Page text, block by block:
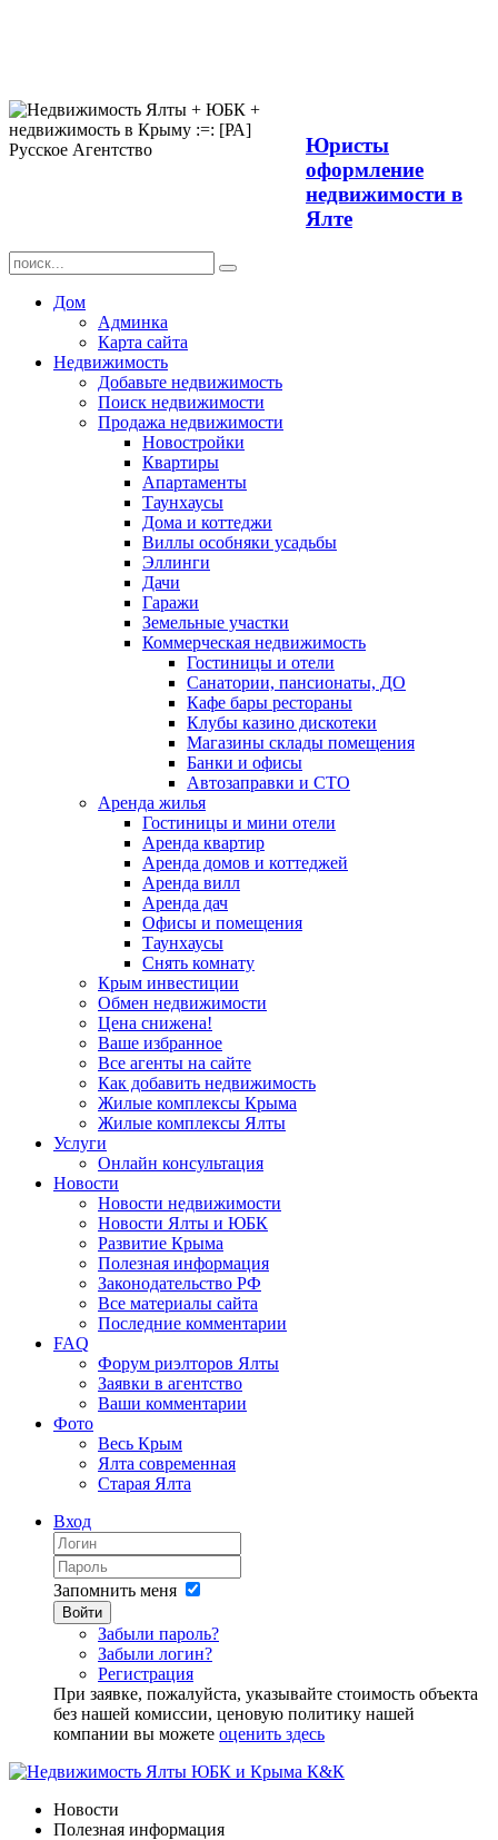
Юристы
оформление
недвижимости в
Ялте
Дом
Админка
Карта сайта
Недвижимость
Добавьте недвижимость
Поиск недвижимости
Продажа недвижимости
Новостройки
Квартиры
Апартаменты
Таунхаусы
Дома и коттеджи
Виллы особняки усадьбы
Эллинги
Дачи
Гаражи
Земельные участки
Коммерческая недвижимость
Гостиницы и отели
Санатории, пансионаты, ДО
Кафе бары рестораны
Клубы казино дискотеки
Магазины склады помещения
Банки и офисы
Автозаправки и СТО
Аренда жилья
Гостиницы и мини отели
Аренда квартир
Аренда домов и коттеджей
Аренда вилл
Аренда дач
Офисы и помещения
Таунхаусы
Снять комнату
Крым инвестиции
Обмен недвижимости
Цена снижена!
Ваше избранное
Все агенты на сайте
Как добавить недвижимость
Жилые комплексы Крыма
Жилые комплексы Ялты
Услуги
Онлайн консультация
Новости
Новости недвижимости
Новости Ялты и ЮБК
Развитие Крыма
Полезная информация
Законодательство РФ
Все материалы сайта
Последние комментарии
FAQ
Форум риэлторов Ялты
Заявки в агентство
Ваши комментарии
Фото
Весь Крым
Ялта современная
Старая Ялта
Вход
Запомнить меня
Войти
Забыли пароль?
Забыли логин?
Регистрация
При заявке, пожалуйста, указывайте стоимость объекта
без нашей комиссии, ценовую политику нашей
компании вы можете оценить здесь
Новости
Полезная информация